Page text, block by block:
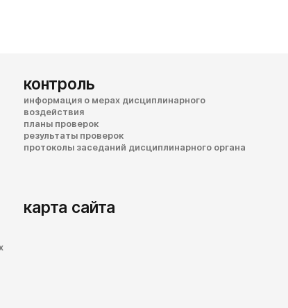
контроль
информация о мерах дисциплинарного
воздействия
планы проверок
результаты проверок
протоколы заседаний дисциплинарного органа
карта сайта